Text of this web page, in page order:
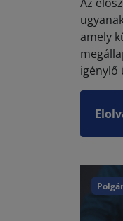
amely
igénylő